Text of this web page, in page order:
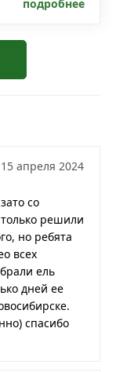
подробнее
15 апреля 2024
со
решили
но ребята
всех
ель
дней ее
спасибо